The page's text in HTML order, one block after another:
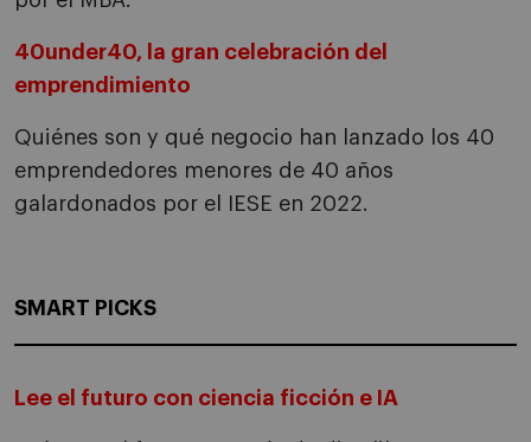
40under40, la gran celebración del
emprendimiento
Quiénes son y qué negocio han lanzado los 40
emprendedores menores de 40 años
galardonados por el IESE en 2022.
SMART PICKS
Lee el futuro con ciencia ficción e IA